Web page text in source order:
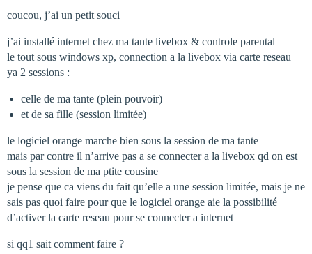
coucou, j’ai un petit souci
j’ai installé internet chez ma tante livebox & controle parental
le tout sous windows xp, connection a la livebox via carte reseau
ya 2 sessions :
celle de ma tante (plein pouvoir)
et de sa fille (session limitée)
le logiciel orange marche bien sous la session de ma tante
mais par contre il n’arrive pas a se connecter a la livebox qd on est
sous la session de ma ptite cousine
je pense que ca viens du fait qu’elle a une session limitée, mais je ne
sais pas quoi faire pour que le logiciel orange aie la possibilité
d’activer la carte reseau pour se connecter a internet
si qq1 sait comment faire ?